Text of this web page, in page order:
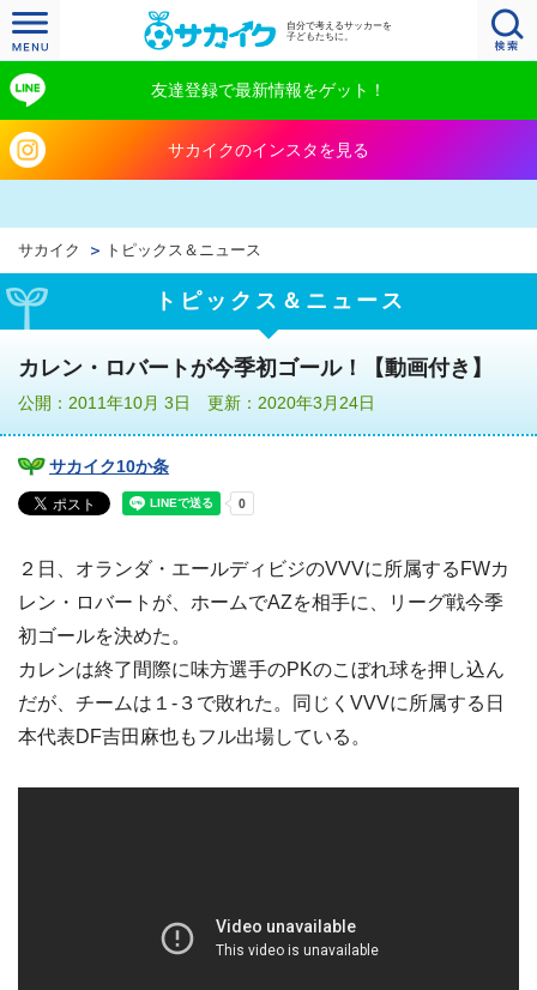
自分で考えるサッカーを
子どもたちに。
友達登録で最新情報をゲット！
サカイクのインスタを見る
サカイク トピックス＆ニュース
トピックス＆ニュース
カレン・ロバートが今季初ゴール！【動画付き】
公開：2011年10月 3日 更新：2020年3月24日
サカイク10か条
２日、オランダ・エールディビジのVVVに所属するFWカ
レン・ロバートが、ホームでAZを相手に、リーグ戦今季
初ゴールを決めた。
カレンは終了間際に味方選手のPKのこぼれ球を押し込ん
だが、チームは１‐３で敗れた。同じくVVVに所属する日
本代表DF吉田麻也もフル出場している。